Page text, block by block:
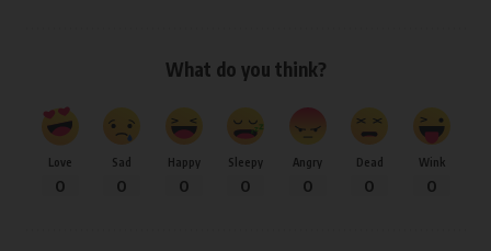
What do you think?
Love
0
Sad
0
Happy
0
Sleepy
0
Angry
0
Dead
0
Wink
0